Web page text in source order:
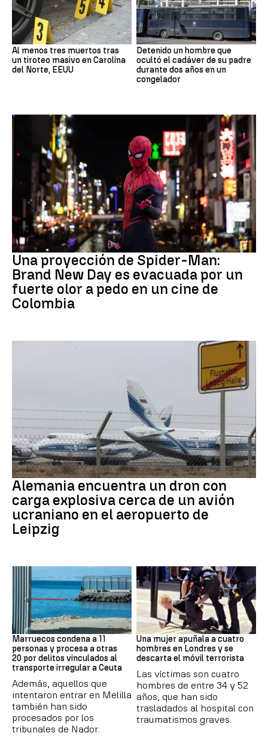
Al menos tres muertos tras
un tiroteo masivo en Carolina
del Norte, EEUU
Detenido un hombre que
ocultó el cadáver de su padre
durante dos años en un
congelador
Pedo Spiderman
Una proyección de Spider-Man:
Brand New Day es evacuada por un
fuerte olor a pedo en un cine de
Colombia
Dron Ucrania
Alemania encuentra un dron con
carga explosiva cerca de un avión
ucraniano en el aeropuerto de
Leipzig
Marruecos
Marruecos condena a 11
personas y procesa a otras
20 por delitos vinculados al
transporte irregular a Ceuta
Además, aquellos que
intentaron entrar en Melilla
también han sido
procesados por los
tribunales de Nador.
Londres
Una mujer apuñala a cuatro
hombres en Londres y se
descarta el móvil terrorista
Las víctimas son cuatro
hombres de entre 34 y 52
años, que han sido
trasladados al hospital con
traumatismos graves.